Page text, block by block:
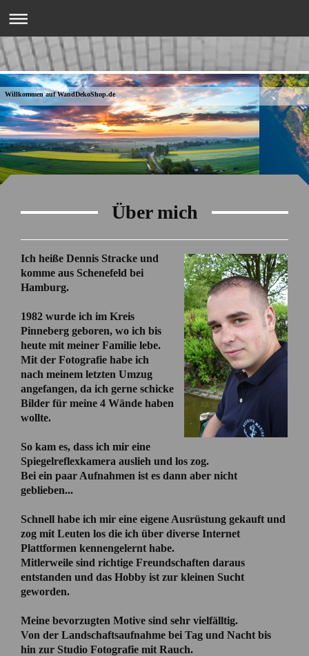
Willkommen auf WandDekoShop.de
Über mich
Ich heiße Dennis Stracke und
komme aus Schenefeld bei
Hamburg.
1982 wurde ich im Kreis
Pinneberg geboren, wo ich bis
heute mit meiner Familie lebe.
Mit der Fotografie habe ich
nach meinem letzten Umzug
angefangen, da ich gerne schicke
Bilder für meine 4 Wände haben
wollte.
So kam es, dass ich mir eine
Spiegelreflexkamera auslieh und los zog.
Bei ein paar Aufnahmen ist es dann aber nicht
geblieben...
Schnell habe ich mir eine eigene Ausrüstung gekauft und
zog mit Leuten los die ich über diverse Internet
Plattformen kennengelernt habe.
Mitlerweile sind richtige Freundschaften daraus
entstanden und das Hobby ist zur kleinen Sucht
geworden.
Meine bevorzugten Motive sind sehr vielfälltig.
Von der Landschaftsaufnahme bei Tag und Nacht bis
hin zur Studio Fotografie mit Rauch.